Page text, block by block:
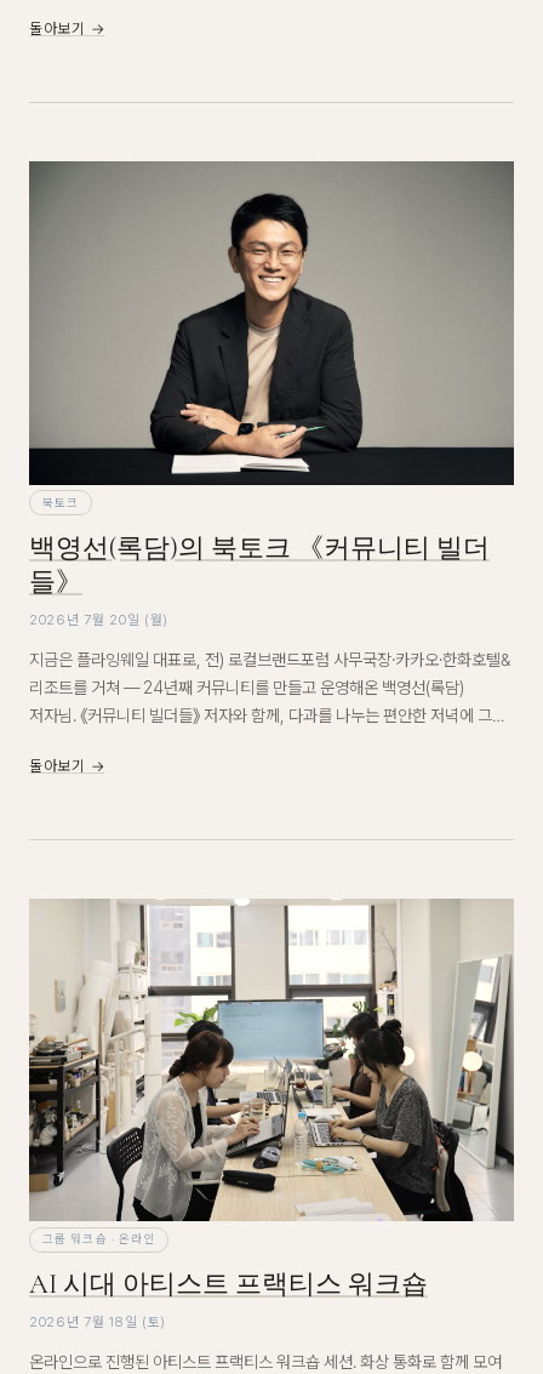
돌아보기 →
북토크
백영선(록담)의 북토크 《커뮤니티 빌더
들》
2026년 7월 20일 (월)
지금은 플라잉웨일 대표로, 전) 로컬브랜드포럼 사무국장·카카오·한화호텔&
리조트를 거쳐 — 24년째 커뮤니티를 만들고 운영해온 백영선(록담)
저자님. 《커뮤니티 빌더들》 저자와 함께, 다과를 나누는 편안한 저녁에 그의
돌아보기 →
그룹 워크숍 · 온라인
AI 시대 아티스트 프랙티스 워크숍
2026년 7월 18일 (토)
온라인으로 진행된 아티스트 프랙티스 워크숍 세션. 화상 통화로 함께 모여